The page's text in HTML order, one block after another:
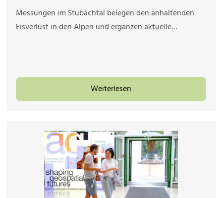
Messungen im Stubachtal belegen den anhaltenden
Eisverlust in den Alpen und ergänzen aktuelle…
Weiterlesen